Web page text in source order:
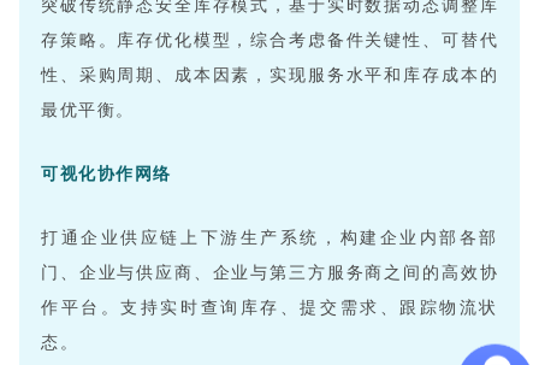
突破传统静态安全库存模式，基于实时数据动态调整库
存策略。库存优化模型，综合考虑备件关键性、可替代
性、采购周期、成本因素，实现服务水平和库存成本的
最优平衡。
可视化协作网络
打通企业供应链上下游生产系统，构建企业内部各部
门、企业与供应商、企业与第三方服务商之间的高效协
作平台。支持实时查询库存、提交需求、跟踪物流状
态。